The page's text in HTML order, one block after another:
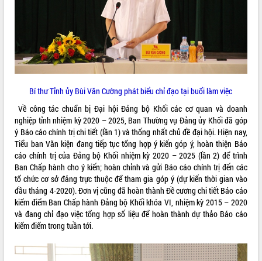
Khám bệnh, cấp phát thuốc miễn phí
và tặng quà người dân xã Cư Pui
Hội nghị UBND tỉnh Đắk Lắk thường kỳ
tháng 7/2026
Lễ truy tặng danh hiệu “Bà Mẹ Việt
Nam Anh hùng” và trao Huân chương
Lao động
UBND tỉnh Đắk Lắk triển khai nhiệm
vụ 6 tháng cuối năm 2026
Kỳ họp thứ Hai, Hội đồng nhân dân
tỉnh khóa XI quyết nghị nhiều nội dung
quan trọng
Bí thư Tỉnh ủy Lương Nguyễn Minh
Triết thăm, tặng quà người có công với
cách mạng
Rà soát, hoàn thiện hệ thống thiết chế
văn hóa, thể thao đáp ứng yêu cầu
phát triển mới
ALBUM ẢNH
LIÊN KẾT WEB
Bí thư Tỉnh ủy Bùi Văn Cường phát biểu chỉ đạo tại buổi làm việc
Về công tác chuẩn bị Đại hội Đảng bộ Khối các cơ quan và doanh
nghiệp tỉnh nhiệm kỳ 2020 – 2025, Ban Thường vụ Đảng ủy Khối đã góp
ý Báo cáo chính trị chi tiết (lần 1) và thống nhất chủ đề đại hội. Hiện nay,
Tiểu ban Văn kiện đang tiếp tục tổng hợp ý kiến góp ý, hoàn thiện Báo
cáo chính trị của Đảng bộ Khối nhiệm kỳ 2020 – 2025 (lần 2) để trình
Ban Chấp hành cho ý kiến; hoàn chỉnh và gửi Báo cáo chính trị đến các
tổ chức cơ sở đảng trực thuộc để tham gia góp ý (dự kiến thời gian vào
đầu tháng 4-2020). Đơn vị cũng đã hoàn thành Đề cương chi tiết Báo cáo
kiểm điểm Ban Chấp hành Đảng bộ Khối khóa VI, nhiệm kỳ 2015 – 2020
và đang chỉ đạo việc tổng hợp số liệu để hoàn thành dự thảo Báo cáo
kiểm điểm trong tuần tới.